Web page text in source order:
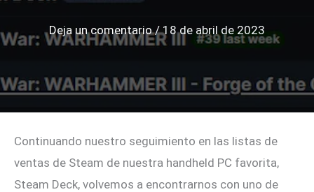
Deja un comentario /18 de abril de 2023
Continuando nuestro seguimiento en las listas de
ventas de Steam de nuestra handheld PC favorita,
Steam Deck, volvemos a encontrarnos con uno de